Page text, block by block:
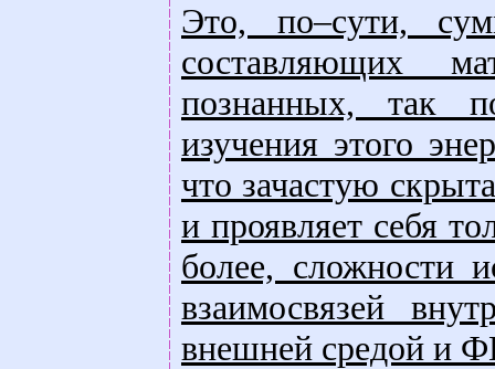
Это, по–сути,
составляющих
познанных, так
изучения этого
что зачастую
и проявляет себя
более, сложности
взаимосвязей
внешней средой и